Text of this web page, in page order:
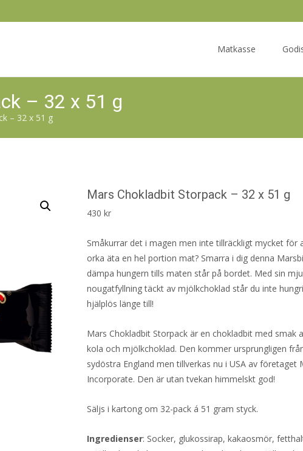
Matkasse
– 32 x 51 g
– 32 x 51 g
Mars Chokladbit Storpack – 32 x 51 g
430 kr
Småkurrar det i magen men inte tillräckligt mycket för
orka äta en hel portion mat? Smarra i dig denna
dämpa hungern tills maten står på bordet. Med sin
nougatfyllning täckt av mjölkchoklad står du inte
hjälplös länge till!
Mars Chokladbit Storpack är en chokladbit med smak
kola och mjölkchoklad. Den kommer ursprungligen
sydöstra England men tillverkas nu i USA av företaget
Incorporate. Den är utan tvekan himmelskt god!
Säljs i kartong om 32-pack á 51 gram styck.
Ingredienser: Socker, glukossirap, kakaosmör,